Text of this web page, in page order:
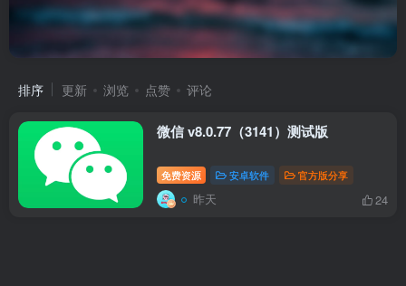
排序 更新 浏览 点赞 评论
微信 v8.0.77（3141）测试版
免费资源 安卓软件 官方版分享
昨天 24